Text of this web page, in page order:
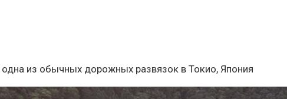
одна из обычных дорожных развязок в Токио, Япония